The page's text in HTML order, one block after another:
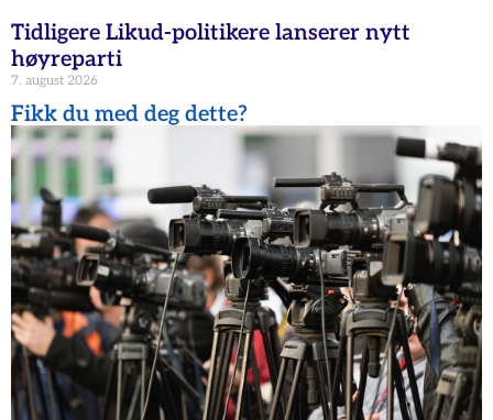
Tidligere Likud-politikere lanserer nytt
høyreparti
7. august 2026
Fikk du med deg dette?